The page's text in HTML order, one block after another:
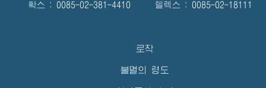
확스 : 0085-02-381-4410 텔렉스 : 0085-02-18111
로작
불멸의 령도